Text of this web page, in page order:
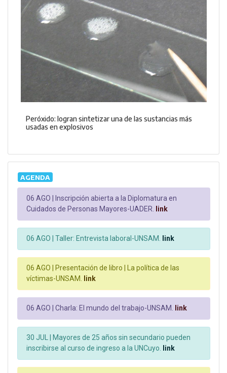
Peróxido: logran sintetizar una de las sustancias más
usadas en explosivos
AGENDA
06 AGO |
Inscripción abierta a la Diplomatura en
Cuidados de Personas Mayores-UADER. link
06 AGO | Taller: Entrevista laboral-UNSAM. link
06 AGO |
Presentación de libro | La política de las
víctimas-UNSAM. link
06 AGO | Charla: El mundo del trabajo-UNSAM. link
30 JUL |
Mayores de 25 años sin secundario pueden
inscribirse al curso de ingreso a la UNCuyo. link